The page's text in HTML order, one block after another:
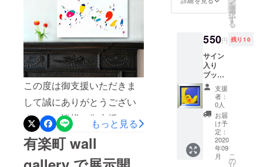
元に大作スケッチDAN DAN
Cafeのパフェで休憩
この度は御支援いただきま
して誠にありがとうござい
ました。皆様の御支援のお
かげで活動を続け、制作に
集中する事が出来ます。リ
もっと見る
有楽町 wall
国立現代
NCCA、 な
ど世界各地
のアーティ
ストインレ
ジデンスで
制作発表を
る。 主な受
賞歴に
を
選
択
す
る
550円 残り10
サイン
入り
ブッダ
君ポス
トカー
ド＋お
礼状
14×14c
m ※フ
レーム
は付き
ませ
支援
者：
0人
お届
け予
定：
2020
年09
月
こ
の